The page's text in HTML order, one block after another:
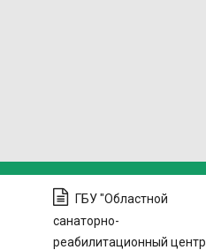
ГБУ "Областной
санаторно-
реабилитационный центр